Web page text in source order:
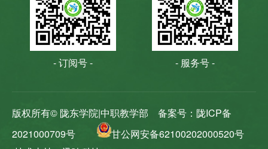
- 订阅号 - - 服务号 -
版权所有© 陇东学院|中职教学部 备案号：陇ICP备
2021000709号
甘公网安备62100202000520号